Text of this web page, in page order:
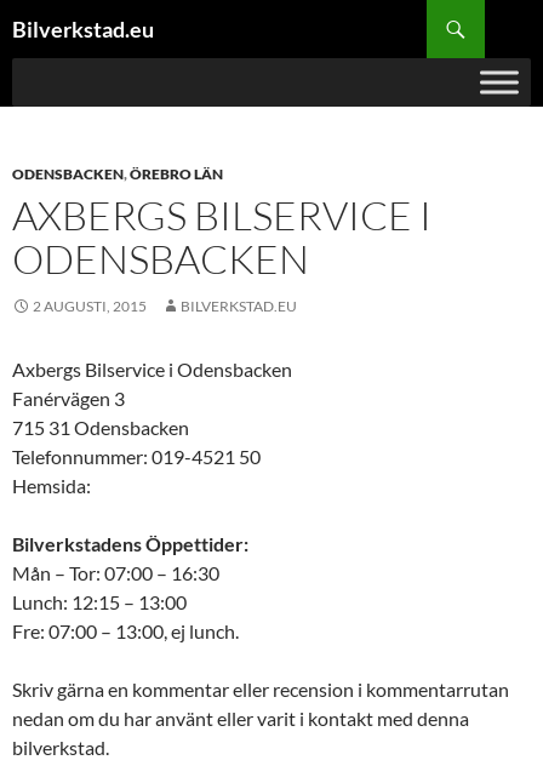
tillBilverkstad.eu
ODENSBACKEN,ÖREBRO LÄN
AXBERGS BILSERVICE I
ODENSBACKEN
2 AUGUSTI, 2015 BILVERKSTAD.EU
Axbergs Bilservice i Odensbacken
Fanérvägen 3
715 31 Odensbacken
Telefonnummer: 019-4521 50
Hemsida:
Bilverkstadens Öppettider:
Mån – Tor: 07:00 – 16:30
Lunch: 12:15 – 13:00
Fre: 07:00 – 13:00, ej lunch.
Skriv gärna en kommentar eller recension i kommentarrutan
nedan om du har använt eller varit i kontakt med denna
bilverkstad.